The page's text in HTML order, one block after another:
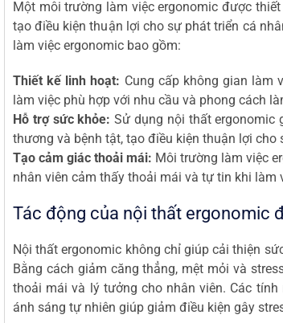
Một môi trường làm việc ergonomic được
tạo điều kiện thuận lợi cho sự phát triển cá
làm việc ergonomic bao gồm:
Thiết kế linh hoạt: Cung cấp không gian làm
làm việc phù hợp với nhu cầu và phong cách
Hỗ trợ sức khỏe:Sử dụng nội thất ergonomic
thương và bệnh tật, tạo điều kiện thuận lợi
Tạo cảm giác thoải mái: Môi trường làm việc
nhân viên cảm thấy thoải mái và tự tin khi làm
Tác động của nội thất ergonomic
Nội thất ergonomic không chỉ giúp cải thiện
Bằng cách giảm căng thẳng, mệt mỏi và
thoải mái và lý tưởng cho nhân viên. Các
ánh sáng tự nhiên giúp giảm điều kiện gây